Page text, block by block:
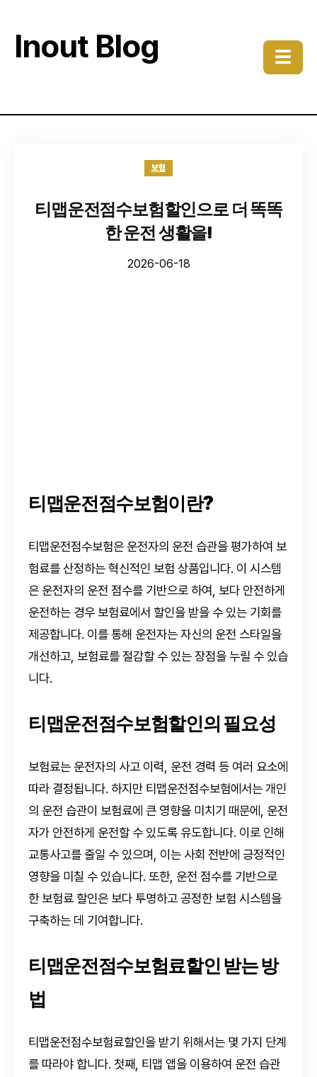
Inout Blog ☰
보험
티맵운전점수보험할인으로 더 똑똑
한 운전 생활을!
2026-06-18
티맵운전점수보험이란?
티맵운전점수보험은 운전자의 운전 습관을 평가하여 보
험료를 산정하는 혁신적인 보험 상품입니다. 이 시스템
은 운전자의 운전 점수를 기반으로 하여, 보다 안전하게
운전하는 경우 보험료에서 할인을 받을 수 있는 기회를
제공합니다. 이를 통해 운전자는 자신의 운전 스타일을
개선하고, 보험료를 절감할 수 있는 장점을 누릴 수 있습
니다.
티맵운전점수보험할인의 필요성
보험료는 운전자의 사고 이력, 운전 경력 등 여러 요소에
따라 결정됩니다. 하지만 티맵운전점수보험에서는 개인
의 운전 습관이 보험료에 큰 영향을 미치기 때문에, 운전
자가 안전하게 운전할 수 있도록 유도합니다. 이로 인해
교통사고를 줄일 수 있으며, 이는 사회 전반에 긍정적인
영향을 미칠 수 있습니다. 또한, 운전 점수를 기반으로
한 보험료 할인은 보다 투명하고 공정한 보험 시스템을
구축하는 데 기여합니다.
티맵운전점수보험료할인 받는 방
법
티맵운전점수보험료할인을 받기 위해서는 몇 가지 단계
를 따라야 합니다. 첫째, 티맵 앱을 이용하여 운전 습관